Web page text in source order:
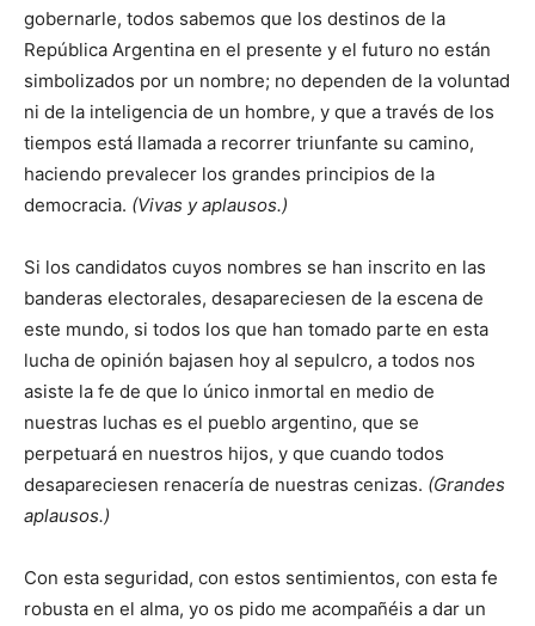
gobernarle, todos sabemos que los destinos de la
República Argentina en el presente y el futuro no están
simbolizados por un nombre; no dependen de la voluntad
ni de la inteligencia de un hombre, y que a través de los
tiempos está llamada a recorrer triunfante su camino,
haciendo prevalecer los grandes principios de la
democracia. (Vivas y aplausos.)
Si los candidatos cuyos nombres se han inscrito en las
banderas electorales, desapareciesen de la escena de
este mundo, si todos los que han tomado parte en esta
lucha de opinión bajasen hoy al sepulcro, a todos nos
asiste la fe de que lo único inmortal en medio de
nuestras luchas es el pueblo argentino, que se
perpetuará en nuestros hijos, y que cuando todos
desapareciesen renacería de nuestras cenizas. (Grandes
aplausos.)
Con esta seguridad, con estos sentimientos, con esta fe
robusta en el alma, yo os pido me acompañéis a dar un